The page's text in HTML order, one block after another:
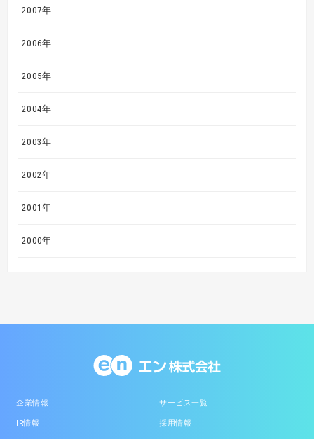
2007年
2006年
2005年
2004年
2003年
2002年
2001年
2000年
企業情報 サービス一覧
IR情報 採用情報